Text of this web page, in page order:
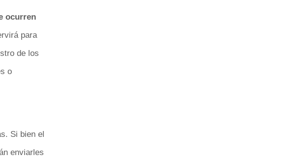
ocurren
para
de los
o
Si bien el
enviarles